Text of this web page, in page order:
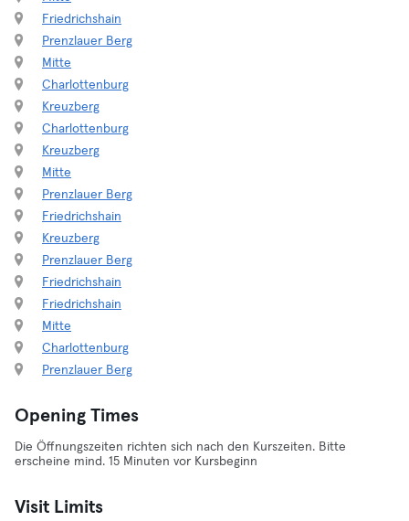
Friedrichshain
Prenzlauer Berg
Mitte
Charlottenburg
Kreuzberg
Charlottenburg
Kreuzberg
Mitte
Prenzlauer Berg
Friedrichshain
Kreuzberg
Prenzlauer Berg
Friedrichshain
Friedrichshain
Mitte
Charlottenburg
Prenzlauer Berg
Opening Times
Die Öffnungszeiten richten sich nach den Kurszeiten. Bitte
erscheine mind. 15 Minuten vor Kursbeginn
Visit Limits